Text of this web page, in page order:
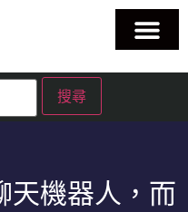
天機器人，而